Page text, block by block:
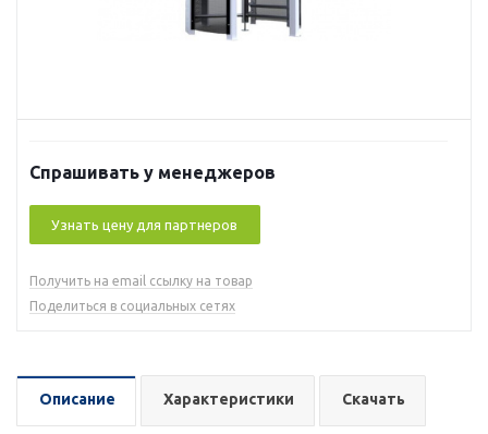
Спрашивать у менеджеров
Узнать цену для партнеров
Получить на email ссылку на товар
Поделиться в социальных сетях
Описание Характеристики Скачать